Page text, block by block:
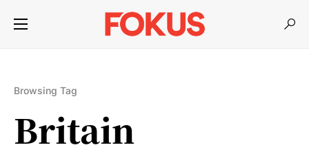
Browsing Tag
Britain